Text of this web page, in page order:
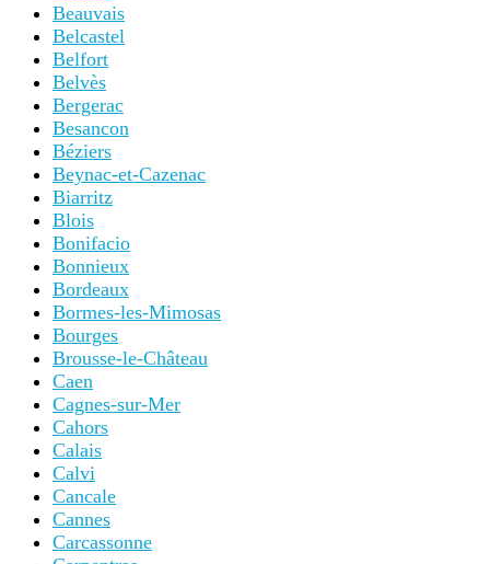
Beauvais
Belcastel
Belfort
Belvès
Bergerac
Besancon
Béziers
Beynac-et-Cazenac
Biarritz
Blois
Bonifacio
Bonnieux
Bordeaux
Bormes-les-Mimosas
Bourges
Brousse-le-Château
Caen
Cagnes-sur-Mer
Cahors
Calais
Calvi
Cancale
Cannes
Carcassonne